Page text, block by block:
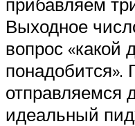
Выходное
вопрос «какой
понадобится».
отправляемся
идеальный